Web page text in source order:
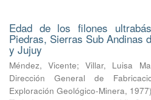
Edad de los filones
Piedras, Sierras Sub Andinas
y Jujuy
Méndez, Vicente;Villar, Luisa
Dirección General de
Exploración Geológico-Minera, 1977)